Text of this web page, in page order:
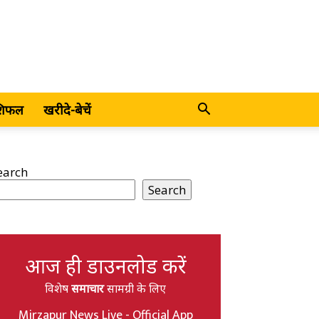
खरीदे-बेचें
Search
आज ही डाउनलोड करें
विशेषसमाचारसामग्री के लिए